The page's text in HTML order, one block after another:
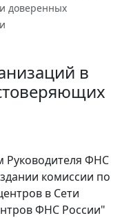
доверенных
в
Руководителя ФНС
комиссии по
в Сети
ФНС России"